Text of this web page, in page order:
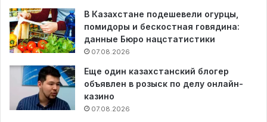
В Казахстане подешевели огурцы,
помидоры и бескостная говядина:
данные Бюро нацстатистики
07.08.2026
Еще один казахстанский блогер
объявлен в розыск по делу онлайн-
казино
07.08.2026